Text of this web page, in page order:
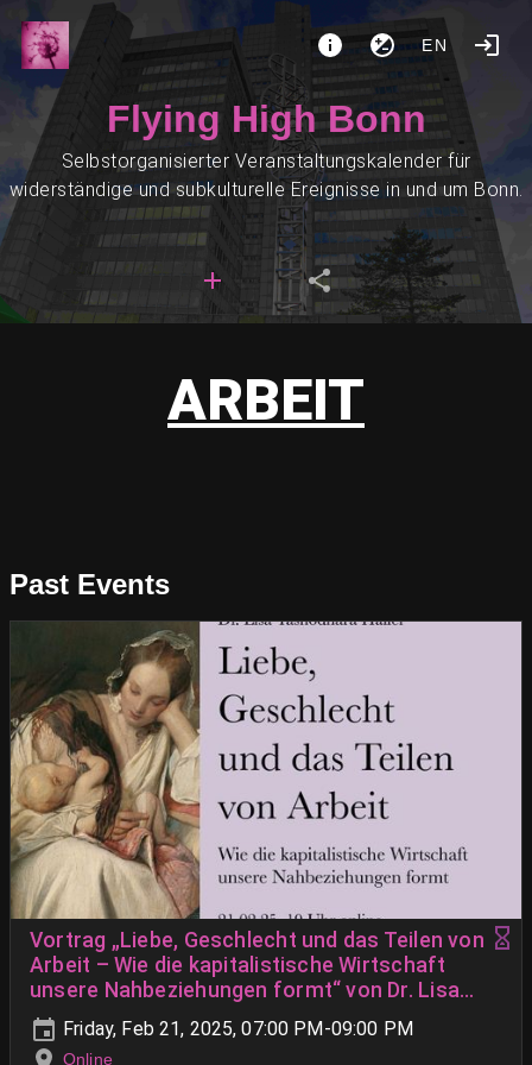
EN
Flying High Bonn
Selbstorganisierter Veranstaltungskalender für
widerständige und subkulturelle Ereignisse in und um Bonn.
ARBEIT
Past Events
Vortrag „Liebe, Geschlecht und das Teilen von
Arbeit – Wie die kapitalistische Wirtschaft
unsere Nahbeziehungen formt“ von Dr. Lisa
Yashodhara Haller
Friday, Feb 21, 2025, 07:00 PM-09:00 PM
Online